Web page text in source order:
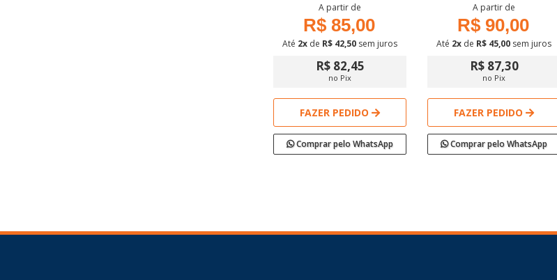
A partir de
R$ 85,00
Até 2x de R$ 42,50 sem juros
R$ 82,45
no Pix
FAZER PEDIDO
Comprar pelo WhatsApp
A partir de
R$ 90,00
Até 2x de R$ 45,00 sem juros
R$ 87,30
no Pix
FAZER PEDIDO
Comprar pelo WhatsApp